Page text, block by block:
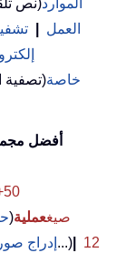
العمل
خاصة(تصفية
أفضل
50+
صيغعملية(
إدراج ...)
12